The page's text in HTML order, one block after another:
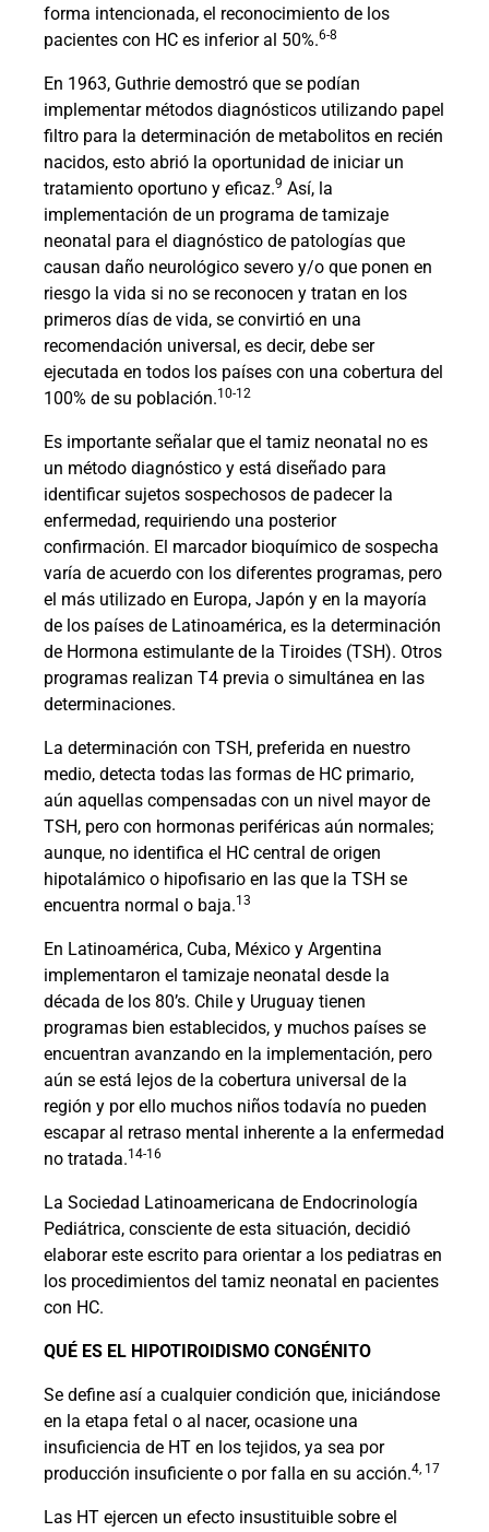
forma intencionada, el reconocimiento de los
pacientes con HC es inferior al 50%.6-8
En 1963, Guthrie demostró que se podían
implementar métodos diagnósticos utilizando papel
filtro para la determinación de metabolitos en recién
nacidos, esto abrió la oportunidad de iniciar un
tratamiento oportuno y eficaz.9 Así, la
implementación de un programa de tamizaje
neonatal para el diagnóstico de patologías que
causan daño neurológico severo y/o que ponen en
riesgo la vida si no se reconocen y tratan en los
primeros días de vida, se convirtió en una
recomendación universal, es decir, debe ser
ejecutada en todos los países con una cobertura del
100% de su población.10-12
Es importante señalar que el tamiz neonatal no es
un método diagnóstico y está diseñado para
identificar sujetos sospechosos de padecer la
enfermedad, requiriendo una posterior
confirmación. El marcador bioquímico de sospecha
varía de acuerdo con los diferentes programas, pero
el más utilizado en Europa, Japón y en la mayoría
de los países de Latinoamérica, es la determinación
de Hormona estimulante de la Tiroides (TSH). Otros
programas realizan T4 previa o simultánea en las
determinaciones.
La determinación con TSH, preferida en nuestro
medio, detecta todas las formas de HC primario,
aún aquellas compensadas con un nivel mayor de
TSH, pero con hormonas periféricas aún normales;
aunque, no identifica el HC central de origen
hipotalámico o hipofisario en las que la TSH se
encuentra normal o baja.13
En Latinoamérica, Cuba, México y Argentina
implementaron el tamizaje neonatal desde la
década de los 80’s. Chile y Uruguay tienen
programas bien establecidos, y muchos países se
encuentran avanzando en la implementación, pero
aún se está lejos de la cobertura universal de la
región y por ello muchos niños todavía no pueden
escapar al retraso mental inherente a la enfermedad
no tratada.14-16
La Sociedad Latinoamericana de Endocrinología
Pediátrica, consciente de esta situación, decidió
elaborar este escrito para orientar a los pediatras en
los procedimientos del tamiz neonatal en pacientes
con HC.
QUÉ ES EL HIPOTIROIDISMO CONGÉNITO
Se define así a cualquier condición que, iniciándose
en la etapa fetal o al nacer, ocasione una
insuficiencia de HT en los tejidos, ya sea por
producción insuficiente o por falla en su acción.4, 17
Las HT ejercen un efecto insustituible sobre el